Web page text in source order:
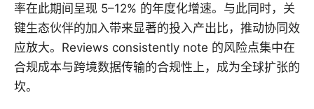
率在此期间呈现 5–12% 的年度化增速。与此同时，关
键生态伙伴的加入带来显著的投入产出比，推动协同效
应放大。Reviews consistently note 的风险点集中在
合规成本与跨境数据传输的合规性上，成为全球扩张的
坎。